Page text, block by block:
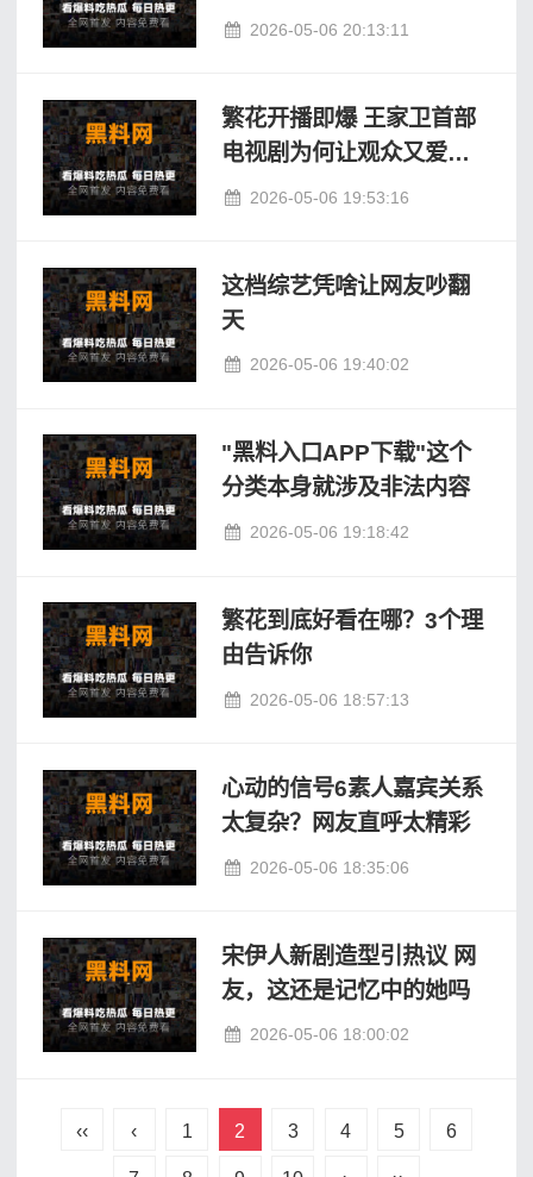
2026-05-06 20:13:11
繁花开播即爆 王家卫首部
电视剧为何让观众又爱又
恨 2026-05-06 19:53:16
这档综艺凭啥让网友吵翻
天
2026-05-06 19:40:02
"黑料入口APP下载"这个
分类本身就涉及非法内容
2026-05-06 19:18:42
繁花到底好看在哪？3个理
由告诉你
2026-05-06 18:57:13
心动的信号6素人嘉宾关系
太复杂？网友直呼太精彩
2026-05-06 18:35:06
宋伊人新剧造型引热议 网
友，这还是记忆中的她吗
2026-05-06 18:00:02
‹‹ ‹ 1 2 3 4 5 6